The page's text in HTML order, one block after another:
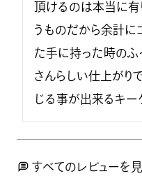
頂けるのは本当に
うものだから余計に
た手に持った時のふ
さんらしい仕上がり
じる事が出来るキー
すべてのレビューを